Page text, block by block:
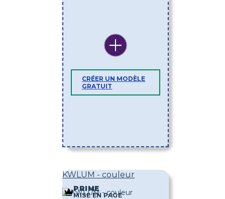
CRÉER UN MODÈLE
GRATUIT
KWLUM - couleur
PRIME
MISE EN PAGE